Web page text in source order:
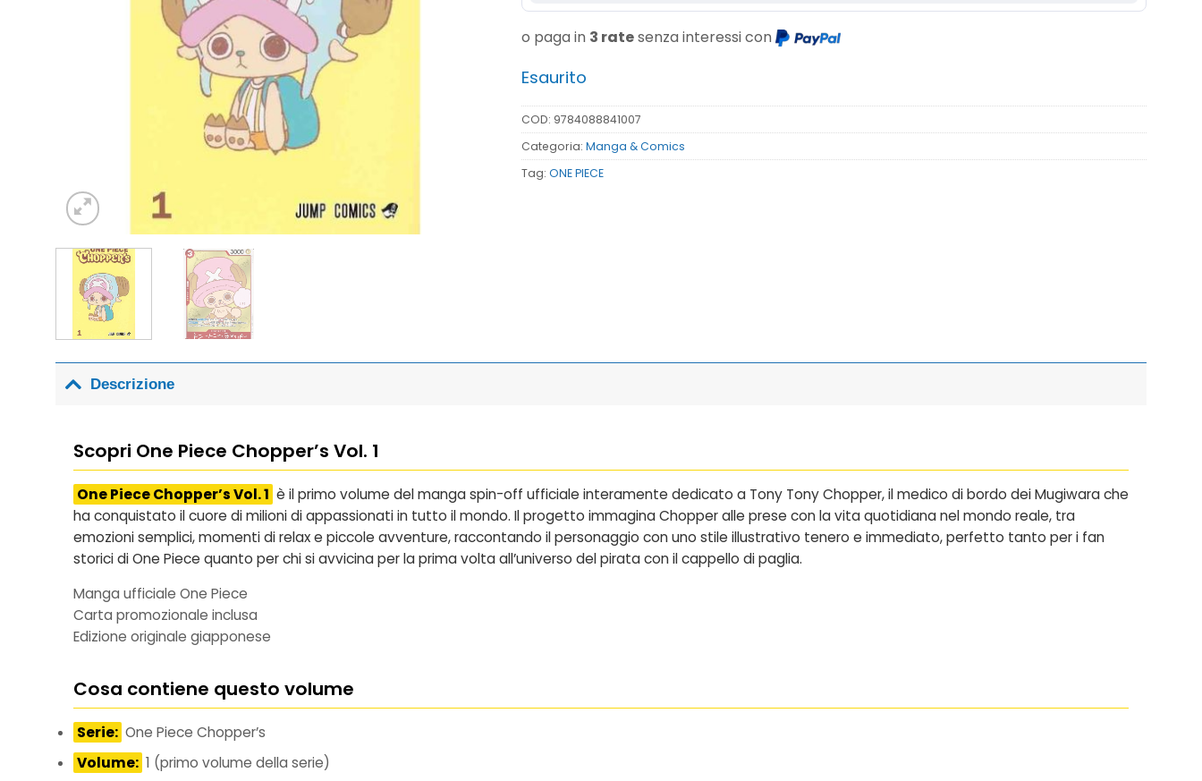
o paga in 3 ratesenza interessi con
Esaurito
COD: 9784088841007
Categoria: Manga & Comics
Tag: ONE PIECE
Descrizione
Scopri One Piece Chopper’s Vol. 1
One Piece Chopper’s Vol. 1 è il primo volume del manga spin-off ufficiale interamente dedicato a Tony Tony Chopper, il medico di bordo dei Mugiwara che
ha conquistato il cuore di milioni di appassionati in tutto il mondo. Il progetto immagina Chopper alle prese con la vita quotidiana nel mondo reale, tra
emozioni semplici, momenti di relax e piccole avventure, raccontando il personaggio con uno stile illustrativo tenero e immediato, perfetto tanto per i fan
storici di One Piece quanto per chi si avvicina per la prima volta all’universo del pirata con il cappello di paglia.
Manga ufficiale One Piece
Carta promozionale inclusa
Edizione originale giapponese
Cosa contiene questo volume
Serie: One Piece Chopper’s
Volume: 1 (primo volume della serie)